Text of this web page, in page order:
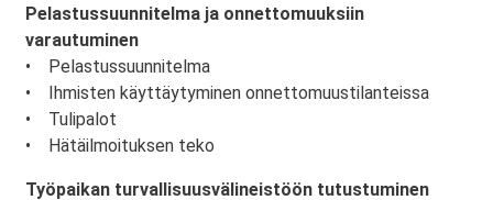
Pelastussuunnitelma ja onnettomuuksiin
varautuminen
• Pelastussuunnitelma
• Ihmisten käyttäytyminen onnettomuustilanteissa
• Tulipalot
• Hätäilmoituksen teko
Työpaikan turvallisuusvälineistöön tutustuminen